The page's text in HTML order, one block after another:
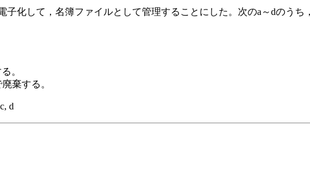
子化して，名簿ファイルとして管理することにした。次のa～dのう
。
棄する。
d